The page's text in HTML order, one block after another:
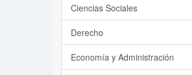
Ciencias Sociales
Derecho
Economía y Administración